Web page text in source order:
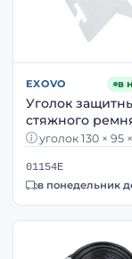
EXOVO в
Уголок
стяжного
EXOVO 01154E,
уголок 130 × 95
под стяжной
01154E
в понедельник